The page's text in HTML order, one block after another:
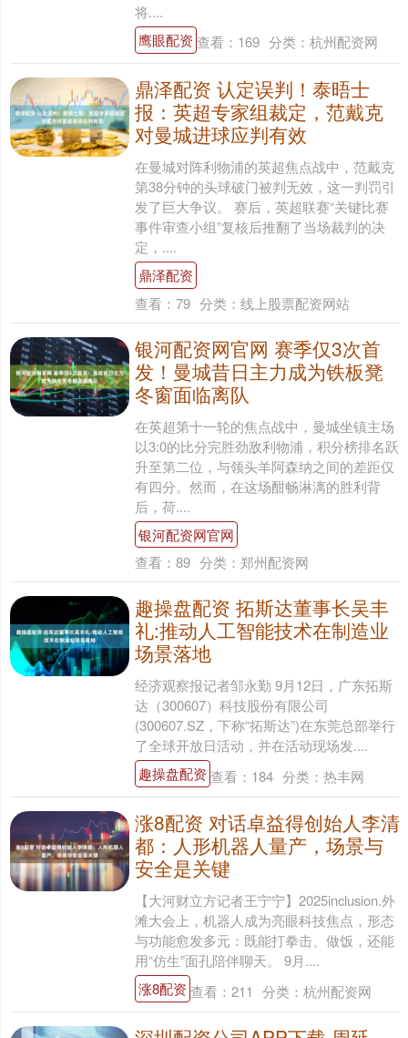
将....
鹰眼配资 查看： 169 分类： 杭州配资网
鼎泽配资 认定误判！泰晤士
报：英超专家组裁定，范戴克
对曼城进球应判有效
在曼城对阵利物浦的英超焦点战中，范戴克
第38分钟的头球破门被判无效，这一判罚引
发了巨大争议。 赛后，英超联赛“关键比赛
事件审查小组”复核后推翻了当场裁判的决
定，....
鼎泽配资
查看： 79 分类： 线上股票配资网站
银河配资网官网 赛季仅3次首
发！曼城昔日主力成为铁板凳
冬窗面临离队
在英超第十一轮的焦点战中，曼城坐镇主场
以3:0的比分完胜劲敌利物浦，积分榜排名跃
升至第二位，与领头羊阿森纳之间的差距仅
有四分。然而，在这场酣畅淋漓的胜利背
后，荷....
银河配资网官网
查看： 89 分类： 郑州配资网
趣操盘配资 拓斯达董事长吴丰
礼:推动人工智能技术在制造业
场景落地
经济观察报记者邹永勤 9月12日，广东拓斯
达（300607）科技股份有限公司
(300607.SZ，下称“拓斯达”)在东莞总部举行
了全球开放日活动，并在活动现场发....
趣操盘配资 查看： 184 分类： 热丰网
涨8配资 对话卓益得创始人李清
都：人形机器人量产，场景与
安全是关键
【大河财立方记者王宁宁】2025inclusion.外
滩大会上，机器人成为亮眼科技焦点，形态
与功能愈发多元：既能打拳击、做饭，还能
用“仿生”面孔陪伴聊天。 9月....
涨8配资 查看： 211 分类： 杭州配资网